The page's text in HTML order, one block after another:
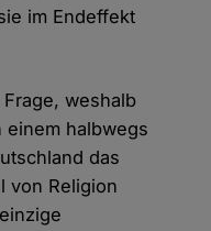
im Endeffekt
weshalb
einem halbwegs
das
von Religion